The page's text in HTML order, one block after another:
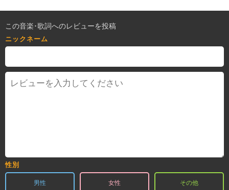
この音楽･歌詞へのレビューを投稿
ニックネーム
性別
男性 女性 その他